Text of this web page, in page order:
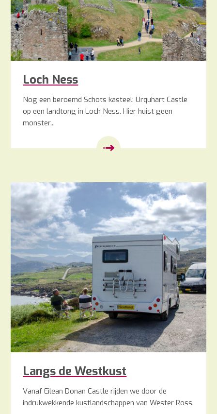
Loch Ness
Nog een beroemd Schots kasteel: Urquhart Castle
op een landtong in Loch Ness. Hier huist geen
monster...
Langs de Westkust
Vanaf Eilean Donan Castle rijden we door de
indrukwekkende kustlandschappen van Wester Ross.